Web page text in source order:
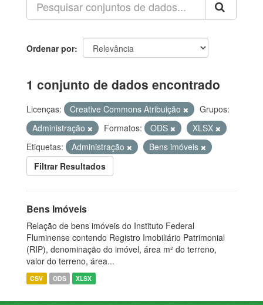
Ordenar por
1 conjunto de dados encontrado
Licenças: Creative Commons Atribuição
Grupos:
Administração
Formatos: ODS
XLSX
Etiquetas:
Administração
Bens imóveis
Filtrar Resultados
Bens Imóveis
Relação de bens imóveis do Instituto Federal
Fluminense contendo Registro Imobiliário Patrimonial
(RIP), denominação do imóvel, área m² do terreno,
valor do terreno, área...
CSV ODS XLSX